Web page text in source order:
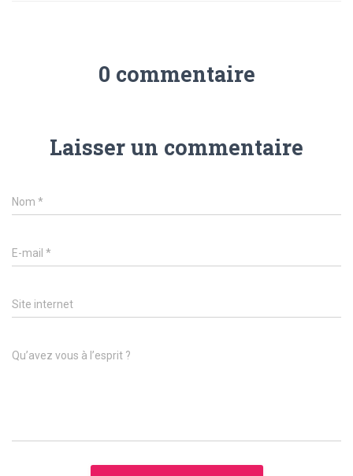
0 commentaire
Laisser un commentaire
Nom *
E-mail *
Site internet
Qu’avez vous à l’esprit ?